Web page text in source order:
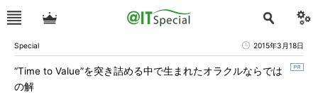
Special 2015年3月18日
“Time to Value”を突き詰める中で生まれたオラクルならでは
の解